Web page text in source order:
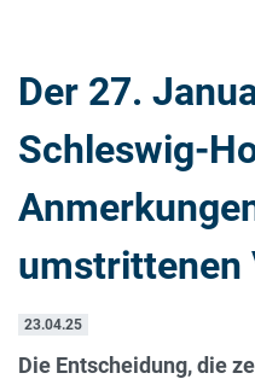
Der 27.
Schleswig-
umstrittenen
23.04.25
Die Entscheidung, die